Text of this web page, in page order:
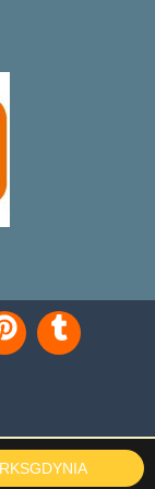
RKSGDYNIA